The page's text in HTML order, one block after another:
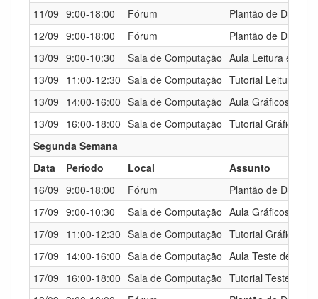
11/09 9:00-18:00 Fórum
Plantão de Dúvidas
12/09 9:00-18:00 Fórum
Plantão de Dúvidas
13/09 9:00-10:30 Sala de Computação Aula Leitura e
13/09 11:00-12:30 Sala de Computação Tutorial Leitura e
13/09 14:00-16:00 Sala de Computação Aula Gráficos I
13/09 16:00-18:00 Sala de Computação Tutorial Gráficos I
Segunda Semana
Data
Período Local
Assunto
16/09 9:00-18:00 Fórum
Plantão de Dúvidas
17/09 9:00-10:30 Sala de Computação Aula Gráficos II
17/09 11:00-12:30 Sala de Computação Tutorial Gráficos II
17/09 14:00-16:00 Sala de Computação Aula Teste de
17/09 16:00-18:00 Sala de Computação Tutorial Teste de